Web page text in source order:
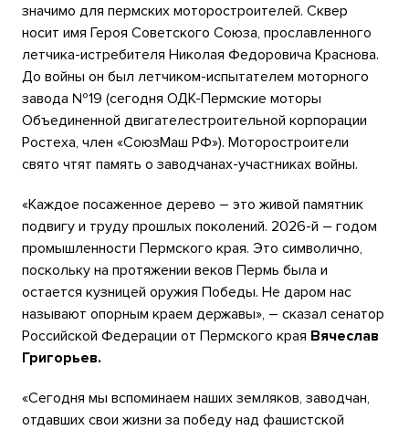
значимо для пермских моторостроителей. Сквер
носит имя Героя Советского Союза, прославленного
летчика-истребителя Николая Федоровича Краснова.
До войны он был летчиком-испытателем моторного
завода №19 (сегодня ОДК-Пермские моторы
Объединенной двигателестроительной корпорации
Ростеха, член «СоюзМаш РФ»). Моторостроители
свято чтят память о заводчанах-участниках войны.
«Каждое посаженное дерево – это живой памятник
подвигу и труду прошлых поколений. 2026-й – годом
промышленности Пермского края. Это символично,
поскольку на протяжении веков Пермь была и
остается кузницей оружия Победы. Не даром нас
называют опорным краем державы», – сказал сенатор
Российской Федерации от Пермского края Вячеслав
Григорьев.
«Сегодня мы вспоминаем наших земляков, заводчан,
отдавших свои жизни за победу над фашистской